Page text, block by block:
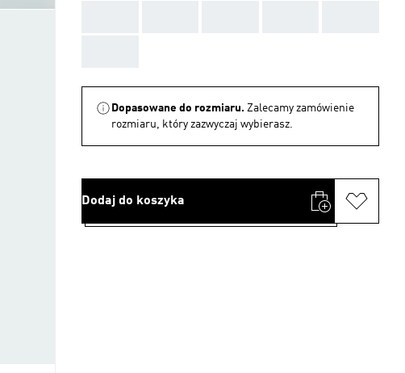
Dopasowane do rozmiaru. Zalecamy zamówienie
rozmiaru, który zazwyczaj wybierasz.
Dodaj do koszyka